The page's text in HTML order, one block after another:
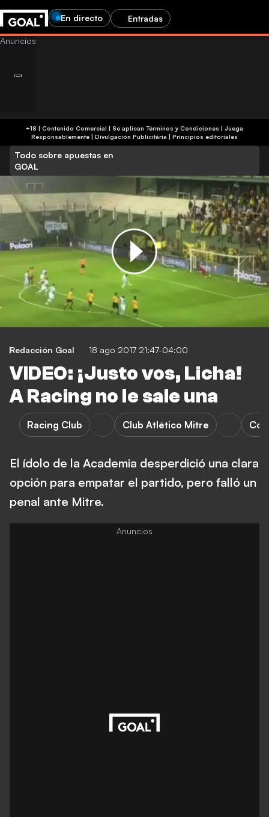
En directo Entradas
+18 | Contenido Comercial | Se aplican Términos y Condiciones | Juega
Responsablemente | Divulgación Publicitária | Principios editoriales
Todo sobre apuestas en
GOAL
Redacción Goal 18 ago 2017 21:47-04:00
VIDEO: ¡Justo vos, Licha!
A Racing no le sale una
Racing Club Club Atlético Mitre
El ídolo de la Academia desperdició una clara
opción para empatar el partido, pero falló un
penal ante Mitre.